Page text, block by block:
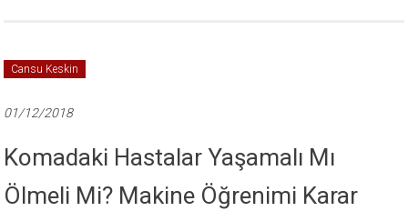
Cansu Keskin
01/12/2018
Komadaki Hastalar Yaşamalı Mı
Ölmeli Mi? Makine Öğrenimi Karar